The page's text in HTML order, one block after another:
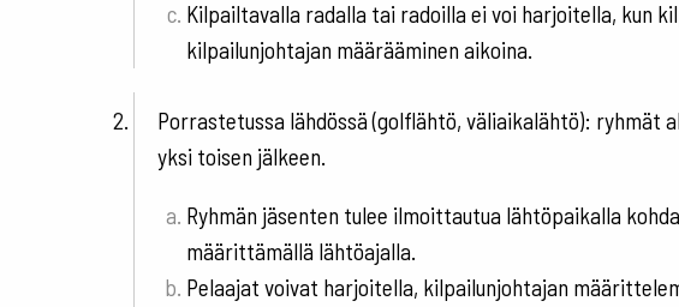
Kilpailtavalla radalla tai radoilla ei voi harjoitella, kun
kilpailunjohtajan määrääminen aikoina.
Porrastetussa lähdössä (golflähtö, väliaikalähtö):
yksi toisen jälkeen.
Ryhmän jäsenten tulee ilmoittautua lähtöpaikalla
määrittämällä lähtöajalla.
Pelaajat voivat harjoitella, kilpailunjohtajan